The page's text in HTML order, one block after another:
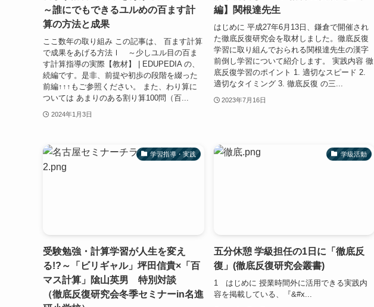
～誰にでもできるユルめの百ます計
算の方法と成果
ここ数年の取り組み この記事は、 百ます計算
で成果をあげる方法Ⅰ ～少しユル目の百ま
す計算指導の実際【教材】 | EDUPEDIA の、
続編です。是非、前提や初歩の段階を綴った
前編↑↑↑もご参照ください。 また、わり算に
ついては あまりのある割り算100問（百...
2024年1月3日
編】関根達先生
はじめに 平成27年6月13日、鎌倉で開催され
た徹底反復研究会を取材しました。徹底反復
学習に取り組んでおられる関根達先生の漢字
前倒し学習について紹介します。 実践内容 徹
底反復学習のポイント 1. 適切なスピード 2.
適切なタイミング 3. 徹底反復 の三...
2023年7月16日
学習指導・実践
受験勉強・計算学習が人生を変え
る!?～「ビリギャル」坪田信貴×「百
マス計算」隂山英男 特別対談
（徹底反復研究会冬季セミナーin名進
学級活動
五分休憩 学級担任の1日に「徹底反
復」(徹底反復研究会叢書)
1 はじめに 授業時間外に活用できる実践内
容を掲載している、『&#x...